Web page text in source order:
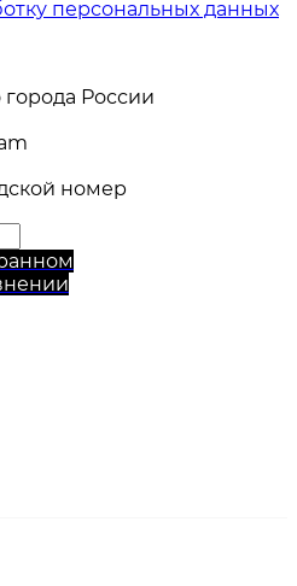
персональных данных
России
номер